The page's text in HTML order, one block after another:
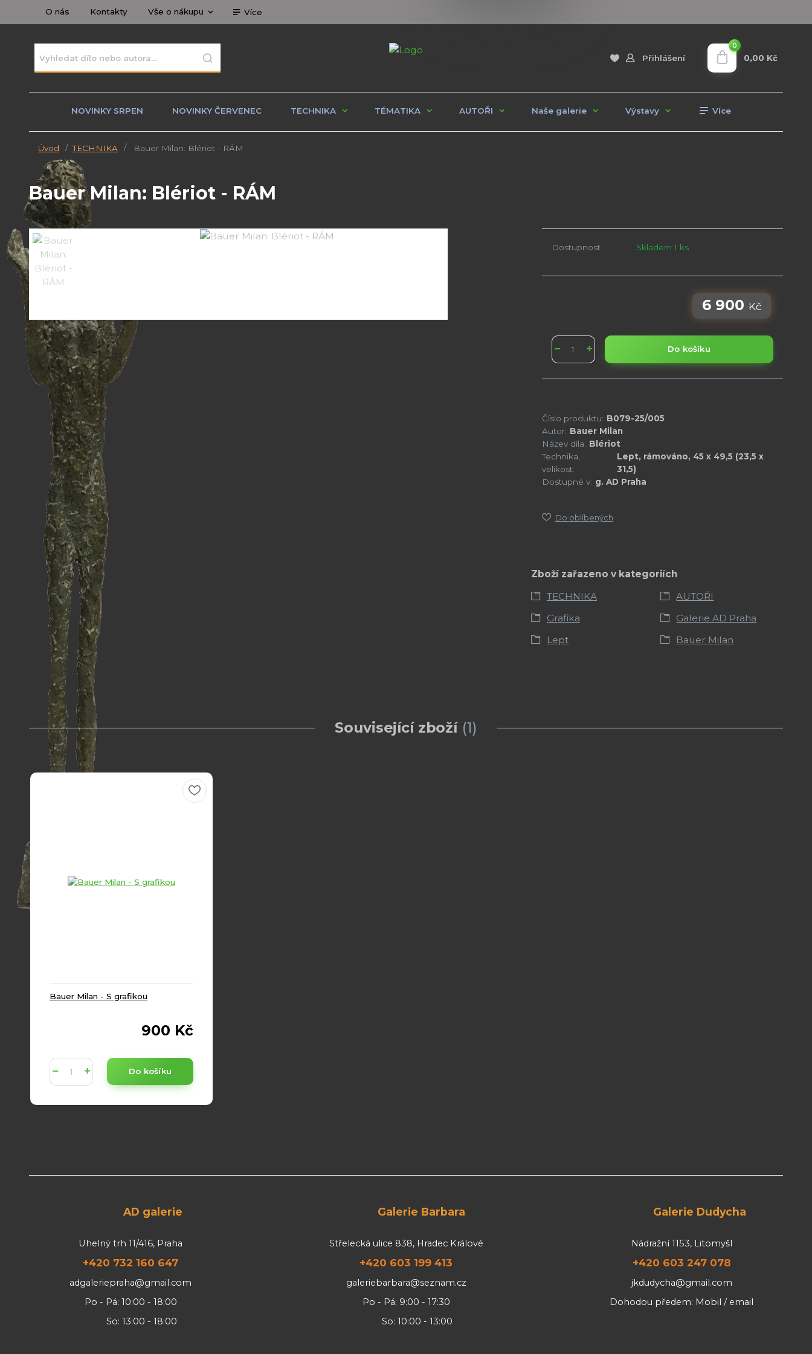
O nás Kontakty Vše o nákupu Více
Přihlášení
0
0,00 Kč
NOVINKY SRPEN NOVINKY ČERVENEC TECHNIKA TÉMATIKA AUTOŘI Naše galerie Výstavy Více
Úvod TECHNIKA Bauer Milan: Blériot - RÁM
Bauer Milan: Blériot - RÁM
Dostupnost Skladem 1 ks
6 900 Kč
Do košíku
Číslo produktu: B079-25/005
Autor: Bauer Milan
Název díla: Blériot
Technika,
velikost:
Lept, rámováno, 45 x 49,5 (23,5 x
31,5)
Dostupné v: g. AD Praha
Do oblíbených
Zboží zařazeno v kategoriích
TECHNIKA
AUTOŘI
Grafika
Galerie AD Praha
Lept
Bauer Milan
Související zboží 1
Bauer Milan - S grafikou
900 Kč
Do košíku
AD galerie
Uhelný trh 11/416, Praha
+420 732 160 647
adgaleriepraha@gmail.com
Po - Pá: 10:00 - 18:00
So: 13:00 - 18:00
Galerie Barbara
Střelecká ulice 838, Hradec Králové
+420 603 199 413
galeriebarbara@seznam.cz
Po - Pá: 9:00 - 17:30
So: 10:00 - 13:00
Galerie Dudycha
Nádražní 1153, Litomyšl
+420 603 247 078
jkdudycha@gmail.com
Dohodou předem: Mobil / email